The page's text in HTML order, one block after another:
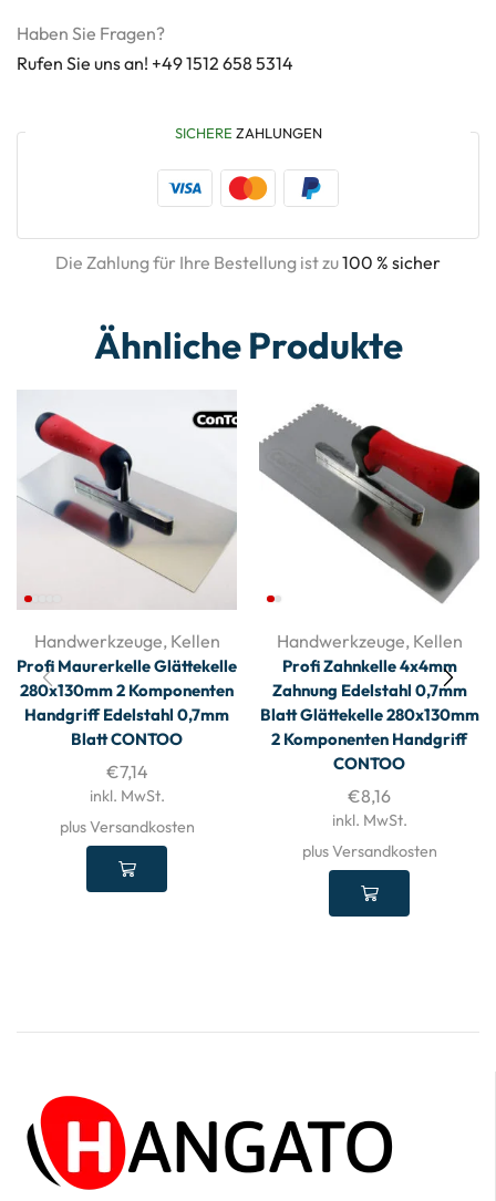
Haben Sie Fragen?
Rufen Sie uns an! +49 1512 658 5314
SICHERE ZAHLUNGEN
Die Zahlung für Ihre Bestellung ist zu100 % sicher
Ähnliche Produkte
Handwerkzeuge, Kellen
Profi Maurerkelle Glättekelle
280x130mm 2 Komponenten
Handgriff Edelstahl 0,7mm
Blatt CONTOO
€7,14
inkl. MwSt.
plus Versandkosten
Handwerkzeuge, Kellen
Profi Zahnkelle 4x4mm
Zahnung Edelstahl 0,7mm
Blatt Glättekelle 280x130mm
2 Komponenten Handgriff
CONTOO
€8,16
inkl. MwSt.
plus Versandkosten